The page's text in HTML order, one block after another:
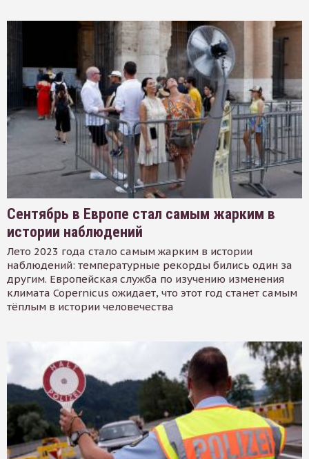
Сентябрь в Европе стал самым жарким в
истории наблюдений
Лето 2023 года стало самым жарким в истории
наблюдений: температурные рекорды бились один за
другим. Европейская служба по изучению изменения
климата Copernicus ожидает, что этот год станет самым
тёплым в истории человечества